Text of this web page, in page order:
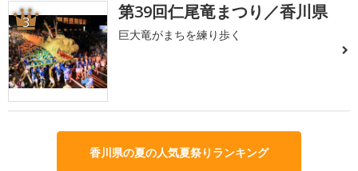
3 第39回仁尾竜まつり／香川県
巨大竜がまちを練り歩く
香川県の夏の人気夏祭りランキング